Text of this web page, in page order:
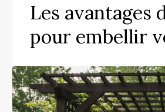
Les avantages
pour embellir